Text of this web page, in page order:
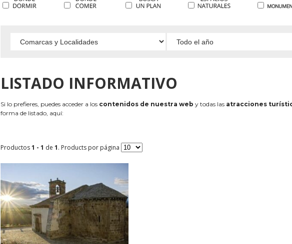
LISTADO INFORMATIVO
Si lo prefieres, puedes acceder a los contenidos de nuestra web y todas las atracciones
forma de listado, aquí:
Productos1 - 1 de 1. Products por página